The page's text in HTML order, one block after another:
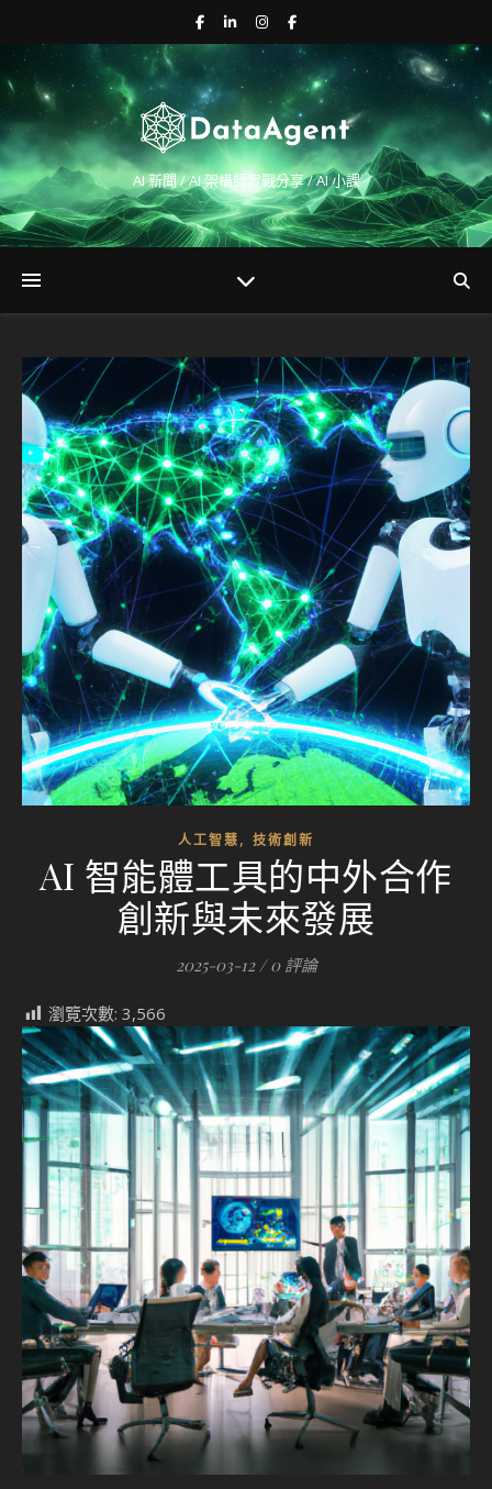
AI 新聞 / AI 架構師實戰分享 / AI 小課
人工智慧, 技術創新
AI 智能體工具的中外合作
創新與未來發展
2025-03-12 / 0 評論
瀏覽次數: 3,566